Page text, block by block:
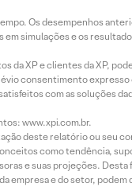
Os desempenhos
simulações e os
da XP e clientes da XP,
consentimento
com as soluções
www.xpi.com.br.
deste relatório ou seu
como tendência,
e suas projeções. Desta
empresa e do setor, podem